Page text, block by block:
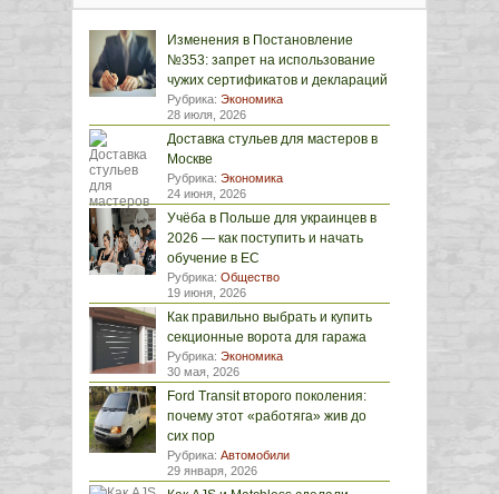
Изменения в Постановление
№353: запрет на использование
чужих сертификатов и деклараций
Рубрика: Экономика
28 июля, 2026
Доставка стульев для мастеров в
Москве
Рубрика: Экономика
24 июня, 2026
Учёба в Польше для украинцев в
2026 — как поступить и начать
обучение в ЕС
Рубрика: Общество
19 июня, 2026
Как правильно выбрать и купить
секционные ворота для гаража
Рубрика: Экономика
30 мая, 2026
Ford Transit второго поколения:
почему этот «работяга» жив до
сих пор
Рубрика: Автомобили
29 января, 2026